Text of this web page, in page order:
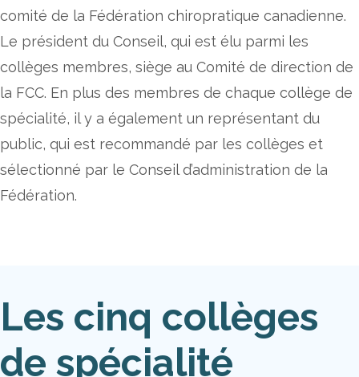
comité de la Fédération chiropratique canadienne.
Le président du Conseil, qui est élu parmi les
collèges membres, siège au Comité de direction de
la FCC. En plus des membres de chaque collège de
spécialité, il y a également un représentant du
public, qui est recommandé par les collèges et
sélectionné par le Conseil d’administration de la
Fédération.
Les cinq collèges
de spécialité